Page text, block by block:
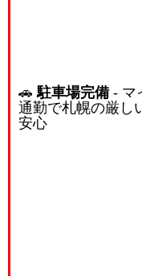
🚗駐車場完備- マ
通勤で札幌の厳し
安心